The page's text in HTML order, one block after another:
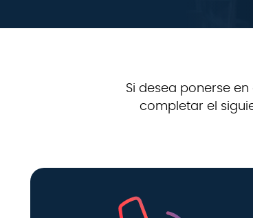
Si desea ponerse
completar el